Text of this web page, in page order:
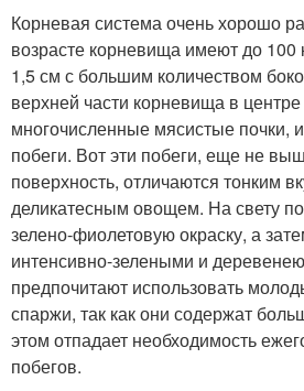
Корневая система очень хорошо
возрасте корневища имеют до
1,5 см с большим количеством
верхней части корневища в центре
многочисленные мясистые почки,
побеги. Вот эти побеги, еще не
поверхность, отличаются тонким
деликатесным овощем. На свету
зелено-фиолетовую окраску, а
интенсивно-зелеными и
предпочитают использовать
спаржи, так как они содержат
этом отпадает необходимость
побегов.